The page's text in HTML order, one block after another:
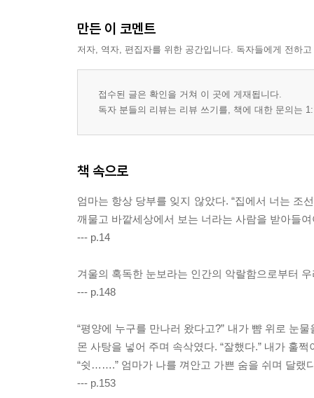
만든 이 코멘트
저자, 역자, 편집자를 위한 공간입니다. 독자들에게 전하
접수된 글은 확인을 거쳐 이 곳에 게재됩니다.
독자 분들의 리뷰는 리뷰 쓰기를, 책에 대한 문의는
책 속으로
엄마는 항상 당부를 잊지 않았다. “집에서 너는 조
깨물고 바깥세상에서 보는 너라는 사람을 받아들
--- p.14
겨울의 혹독한 눈보라는 인간의 악랄함으로부터
--- p.148
“평양에 누구를 만나러 왔다고?” 내가 뺨 위로 눈
몬 사탕을 넣어 주며 속삭였다. “잘했다.” 내가 훌
“쉿…….” 엄마가 나를 껴안고 가쁜 숨을 쉬며 달랬
--- p.153